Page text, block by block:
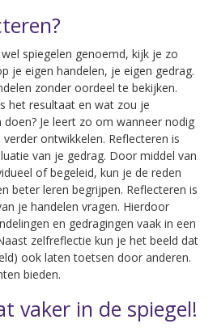
spiegelen genoemd, kijk je zo
je eigen handelen, je eigen gedrag.
zonder oordeel te bekijken.
het resultaat en wat zou je
Je leert zo om wanneer nodig
ontwikkelen. Reflecteren is
van je gedrag. Door middel van
of begeleid, kun je de reden
beter leren begrijpen. Reflecteren is
je handelen vragen. Hierdoor
en gedragingen vaak in een
zelfreflectie kun je het beeld dat
ook laten toetsen door anderen.
bieden.
vaker in de spiegel!